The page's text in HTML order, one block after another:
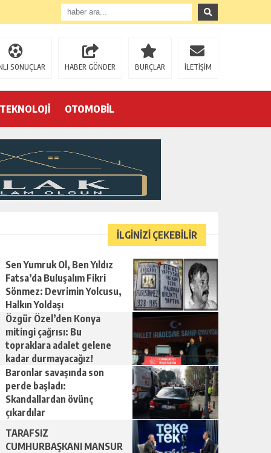
SONUÇLAR HABER GÖNDER BURÇLAR İLETİŞİM
TEKNOLOJİ OTOMOBİL
İLGİNİZİ ÇEKEBİLİR
Sen Yumruk Ol, Ben Yıldız
Fatsa’da Buluşalım Fikri
Sönmez: Devrimin Yolcusu,
Halkın Yoldaşı
Özgür Özel’den Konya
mitingi çağrısı: Bu
topraklara adalet gelene
kadar durmayacağız!
Baronlar savaşında son
perde başladı:
Skandallardan övünç
çıkardılar
TARAFSIZ
CUMHURBAŞKANI MANSUR